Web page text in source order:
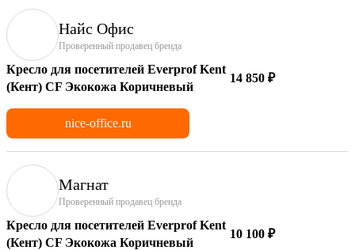
Найс Офис
Проверенный продавец бренда
Кресло для посетителей Everprof Kent
(Кент) CF Экокожа Коричневый
14 850 ₽
nice-office.ru
Магнат
Проверенный продавец бренда
Кресло для посетителей Everprof Kent
(Кент) CF Экокожа Коричневый
10 100 ₽